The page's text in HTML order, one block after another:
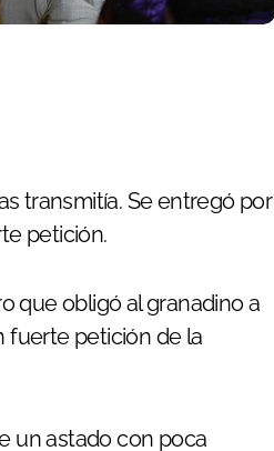
transmitía. Se entregó por
petición.
que obligó al granadino a
fuerte petición de la
un astado con poca